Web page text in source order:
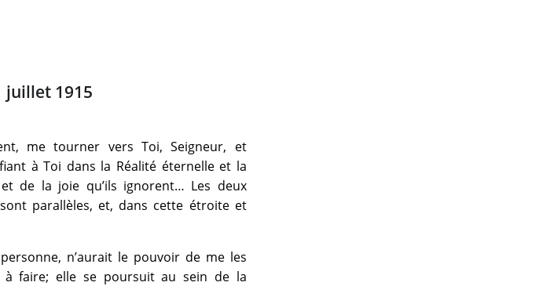
juillet 1915
me tourner vers Toi, Seigneur, et
à Toi dans la Réalité éternelle et la
de la joie qu’ils ignorent… Les deux
parallèles, et, dans cette étroite et
n’aurait le pouvoir de me les
faire; elle se poursuit au sein de la